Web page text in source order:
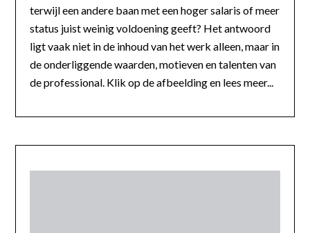
terwijl een andere baan met een hoger salaris of meer
status juist weinig voldoening geeft? Het antwoord
ligt vaak niet in de inhoud van het werk alleen, maar in
de onderliggende waarden, motieven en talenten van
de professional. Klik op de afbeelding en lees meer...